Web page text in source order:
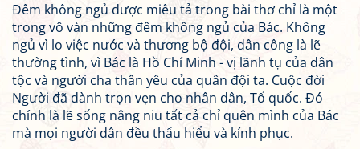
Đêm không ngủ được miêu tả trong bài thơ chỉ là một
trong vô vàn những đêm không ngủ của Bác. Không
ngủ vì lo việc nước và thương bộ đội, dân công là lẽ
thường tình, vì Bác là Hồ Chí Minh - vị lãnh tụ của dân
tộc và người cha thân yêu của quân đội ta. Cuộc đời
Người đã dành trọn vẹn cho nhân dân, Tổ quốc. Đó
chính là lẽ sống nâng niu tất cả chỉ quên mình của Bác
mà mọi người dân đều thấu hiểu và kính phục.